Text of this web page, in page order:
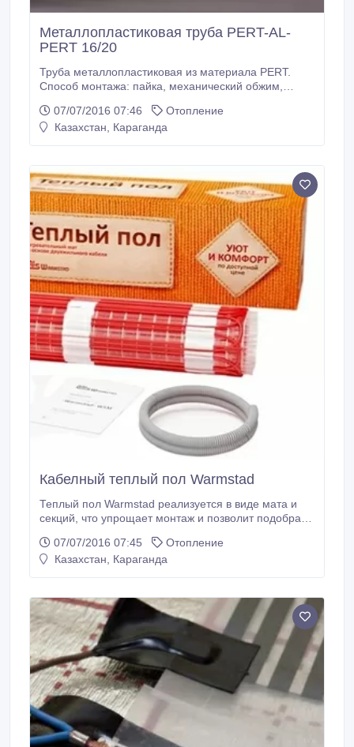
Металлопластиковая труба PERT-AL-
PERT 16/20
Труба металлопластиковая из материала PERT.
Способ монтажа: пайка, механический обжим,
материала PERT (полиэтилен высокой термической
стойкости - разработка 2004г). Предназначена для
07/07/2016 07:46
Отопление
Казахстан, Караганда
Кабелный теплый пол Warmstad
Теплый пол Warmstad реализуется в виде мата и
секций, что упрощает монтаж и позволит подобрать
Преимущества: •равномерное распределение
тепла - достигается за счет свободного шага
теплоотдачи, а в теплых увеличивается – позволяя
охватить большую площадь.
07/07/2016 07:45
Отопление
Казахстан, Караганда